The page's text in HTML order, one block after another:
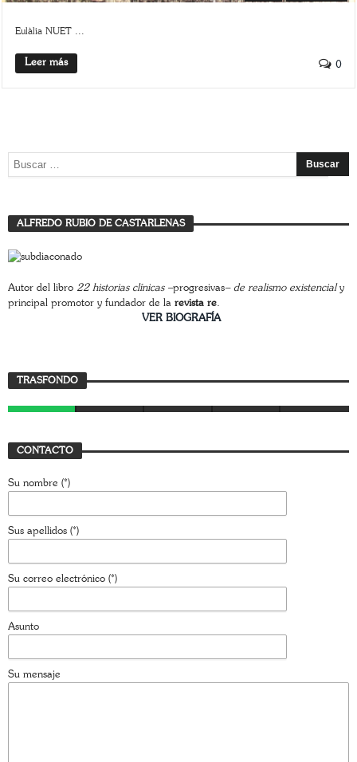
Eulàlia NUET ...
Leer más 0
ALFREDO RUBIO DE CASTARLENAS
Autor del libro 22 historias clínicas –progresivas– de realismo existencialy
principal promotor y fundador de la revista re.
VER BIOGRAFÍA
TRASFONDO
JAVIER BUSTAMANTE
CONTACTO
Su nombre (*)
Sus apellidos (*)
Su correo electrónico (*)
Asunto
Su mensaje